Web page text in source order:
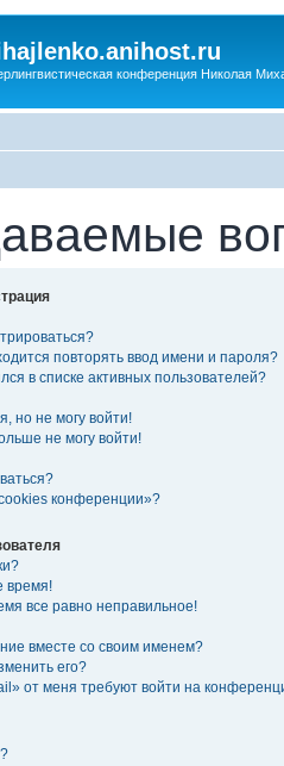
конференция Николая
повторять ввод имени и пароля?
в списке активных пользователей?
но не могу войти!
не могу войти!
конференции»?
время!
все равно неправильное!
вместе со своим именем?
его?
от меня требуют войти на